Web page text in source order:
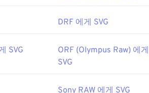
DRF 에게 SVG
SVG
ORF (Olympus Raw) 에게
SVG
Sony RAW 에게 SVG